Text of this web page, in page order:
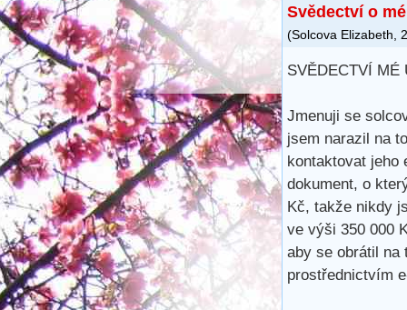
Svědectví o
(Solcova Elizabeth,
SVĚDECTVÍ MÉ
Jmenuji se
jsem narazil na
kontaktovat jeho
dokument, o
Kč, takže nikdy
ve výši 350 000
aby se obrátil na
prostřednictvím